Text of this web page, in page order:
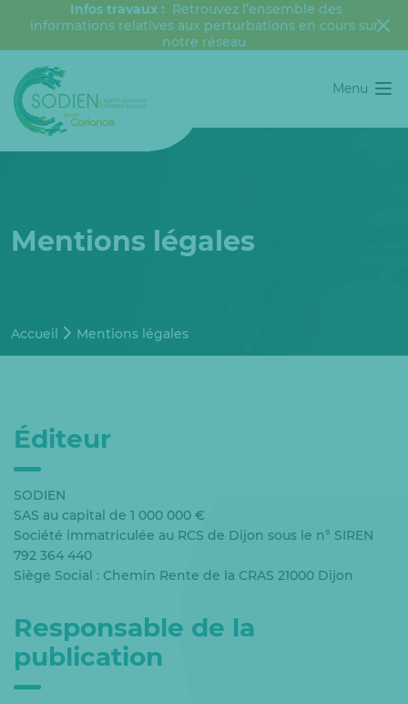
Infos travaux : Retrouvez l’ensemble des
informations relatives aux perturbations en cours sur
notre réseau
Menu
Mentions légales
Accueil Mentions légales
Éditeur
SODIEN
SAS au capital de 1 000 000 €
Société immatriculée au RCS de Dijon sous le n° SIREN
792 364 440
Siège Social : Chemin Rente de la CRAS 21000 Dijon
Responsable de la
publication